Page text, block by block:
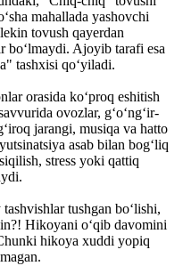
mahallada yashovchi
tovush qayerdan
boʻlmaydi. Ajoyib tarafi esa
tashxisi qoʻyiladi.
orasida koʻproq eshitish
ovozlar, gʻoʻngʻir-
jarangi, musiqa va hatto
asab bilan bogʻliq
stress yoki qattiq
tushgan boʻlishi,
Hikoyani oʻqib davomini
hikoya xuddi yopiq